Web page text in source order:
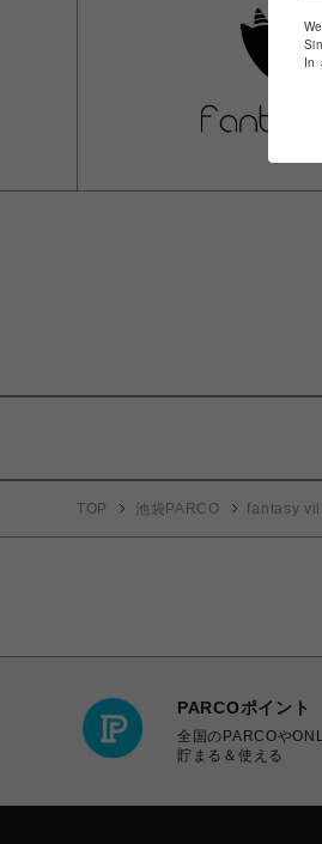
TOP 池袋PARCO fantasy
PARCOポイント
全国のPARCOや
貯まる＆使える
In